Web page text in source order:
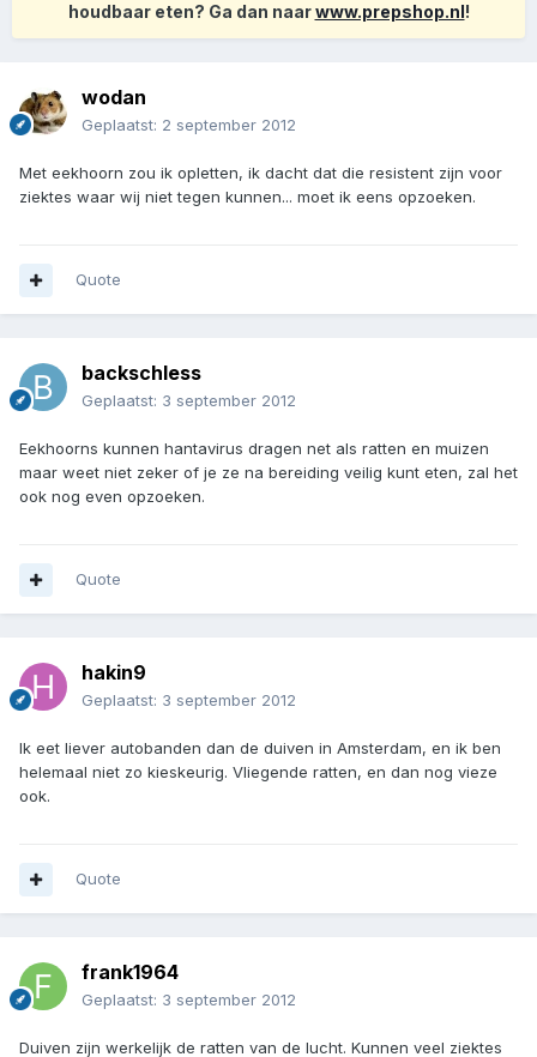
houdbaar eten? Ga dan naarwww.prepshop.nl!
wodan
Geplaatst: 2 september 2012
Met eekhoorn zou ik opletten, ik dacht dat die resistent zijn voor
ziektes waar wij niet tegen kunnen... moet ik eens opzoeken.
Quote
backschless
Geplaatst: 3 september 2012
Eekhoorns kunnen hantavirus dragen net als ratten en muizen
maar weet niet zeker of je ze na bereiding veilig kunt eten, zal het
ook nog even opzoeken.
Quote
hakin9
Geplaatst: 3 september 2012
Ik eet liever autobanden dan de duiven in Amsterdam, en ik ben
helemaal niet zo kieskeurig. Vliegende ratten, en dan nog vieze
ook.
Quote
frank1964
Geplaatst: 3 september 2012
Duiven zijn werkelijk de ratten van de lucht. Kunnen veel ziektes